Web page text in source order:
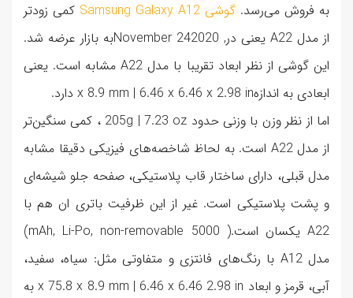
به فروش می‌رسد. گوشی Samsung Galaxy A12
کمی زودتر
از مدل A22 یعنی در, November 242020به بازار عرضه شد.
این گوشی از نظر ابعاد تقریبا با مدل A22 مشابه است. یعنی
ابعادی به اندازهx 8.9 mm | 6.46 x 6.46 x 2.98 in دارد.
اما از نظر وزن با وزنی حدود 205g | 7.23 oz ، کمی سنگین‌تر
از مدل A22 است. به لحاظ شاخصه‌های فیزیکی دقیقا مشابه
مدل قبلی، دارای ساختار قاب پلاستیکی، صفحه جلو شیشه‌ای
و پشت پلاستیکی است. غیر از این ظرفیت باتری ان هم با
A22 یکسان است.( mAh, Li-Po, non-removable 5000)
مدل A12 با رنگ‌های فانتزی و متفاوتی مثل: سیاه، سفید،
آبی، قرمز و ابعاد x 75.8 x 8.9 mm | 6.46 x 6.46 2.98 in به